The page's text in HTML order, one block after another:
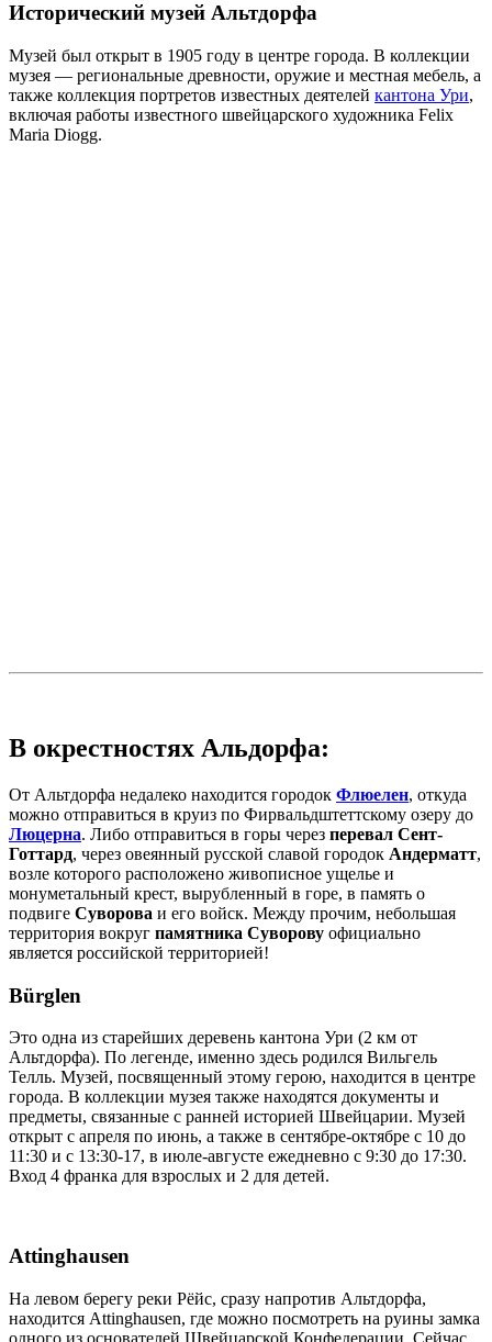
Исторический музей Альтдорфа
Музей был открыт в 1905 году в центре города. В коллекции
музея — региональные древности, оружие и местная мебель, а
также коллекция портретов известных деятелей кантона Ури,
включая работы известного швейцарского художника Felix
Maria Diogg.
В окрестностях Альдорфа:
От Альтдорфа недалеко находится городок Флюелен, откуда
можно отправиться в круиз по Фирвальдштеттскому озеру до
Люцерна. Либо отправиться в горы через перевал Сент-
Готтард, через овеянный русской славой городок Андерматт,
возле которого расположено живописное ущелье и
монуметальный крест, вырубленный в горе, в память о
подвиге Суворова и его войск. Между прочим, небольшая
территория вокруг памятника Суворову официально
является российской территорией!
Bürglen
Это одна из старейших деревень кантона Ури (2 км от
Альтдорфа). По легенде, именно здесь родился Вильгель
Телль. Музей, посвященный этому герою, находится в центре
города. В коллекции музея также находятся документы и
предметы, связанные с ранней историей Швейцарии. Музей
открыт с апреля по июнь, а также в сентябре-октябре с 10 до
11:30 и с 13:30-17, в июле-августе ежедневно с 9:30 до 17:30.
Вход 4 франка для взрослых и 2 для детей.
Attinghausen
На левом берегу реки Рёйс, сразу напротив Альтдорфа,
находится Attinghausen, где можно посмотреть на руины замка
одного из основателей Швейцарской Конфедерации. Сейчас